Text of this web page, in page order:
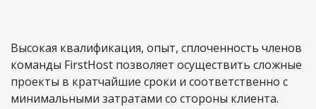
Высокая квалификация, опыт, сплоченность членов
команды FirstHost позволяет осуществить сложные
проекты в кратчайшие сроки и соответственно с
минимальными затратами со стороны клиента.